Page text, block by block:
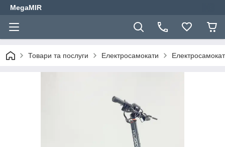
MegaMIR
Товари та послуги Електросамокати